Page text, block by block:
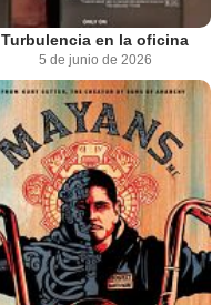
Turbulencia en la oficina
5 de junio de 2026